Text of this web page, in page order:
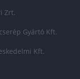
Zrt.
Gyártó Kft.
Kft.